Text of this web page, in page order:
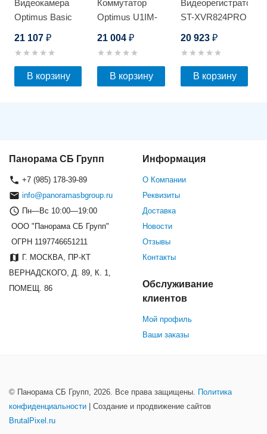
Видеокамера
Optimus Basic
21 107 ₽
В корзину
Коммутатор
Optimus U1IM-
21 004₽
В корзину
Видеорегистратор
ST-XVR824PRO
20 923 ₽
В корзину
Панорама СБ Групп
+7 (985) 178-39-89
info@panoramasbgroup.ru
Пн—Вс 10:00—19:00
ООО "Панорама СБ Групп"
ОГРН 1197746651211
Г. МОСКВА, ПР-КТ
ВЕРНАДСКОГО, Д. 89, К. 1,
ПОМЕЩ. 86
Информация
О Компании
Реквизиты
Доставка
Новости
Отзывы
Контакты
Обслуживание
клиентов
Мой профиль
Ваши заказы
© Панорама СБ Групп, 2026. Все права защищены.
Политика
конфиденциальности | Создание и продвижение сайтов
BrutalPixel.ru